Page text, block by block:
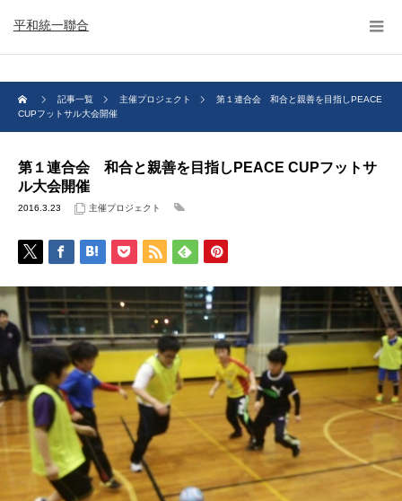
平和統一聯合
記事一覧 主催プロジェクト
第１連合会 和合と親善を目指しPEACE
CUPフットサル大会開催
第１連合会 和合と親善を目指しPEACE CUPフットサ
ル大会開催
2016.3.23 主催プロジェクト